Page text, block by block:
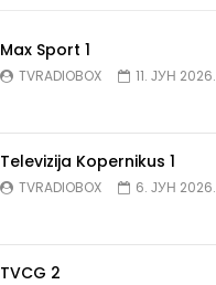
Max Sport 1
TVRADIOBOX 11. ЈУН 2026.
Televizija Kopernikus 1
TVRADIOBOX 6. ЈУН 2026.
TVCG 2